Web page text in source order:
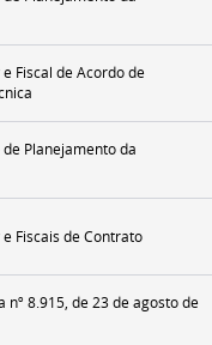
Fiscal de Acordo de
Planejamento da
Fiscais de Contrato
nº 8.915, de 23 de agosto de